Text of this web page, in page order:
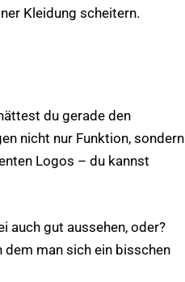
Kleidung scheitern.
du gerade den
nicht nur Funktion, sondern
Logos – du kannst
auch gut aussehen, oder?
dem man sich ein bisschen